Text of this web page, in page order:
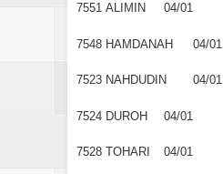
7551 ALIMIN 04/01
7548 HAMDANAH 04/01
7523 NAHDUDIN 04/01
7524 DUROH 04/01
7528 TOHARI 04/01